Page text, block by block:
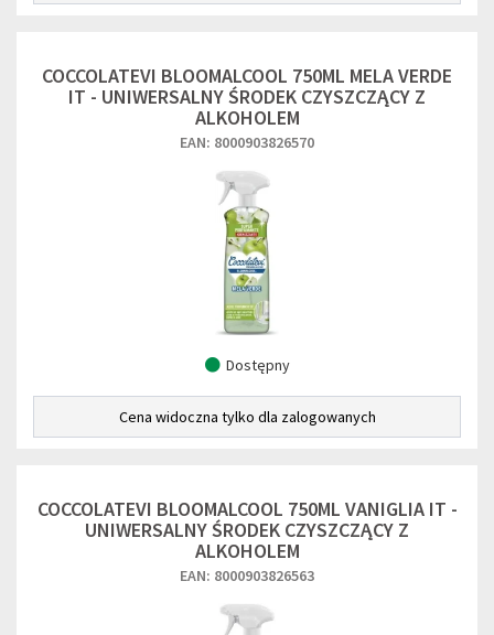
COCCOLATEVI BLOOMALCOOL 750ML MELA VERDE
IT - UNIWERSALNY ŚRODEK CZYSZCZĄCY Z
ALKOHOLEM
EAN: 8000903826570
Dostępny
Cena widoczna tylko dla zalogowanych
COCCOLATEVI BLOOMALCOOL 750ML VANIGLIA IT -
UNIWERSALNY ŚRODEK CZYSZCZĄCY Z
ALKOHOLEM
EAN: 8000903826563